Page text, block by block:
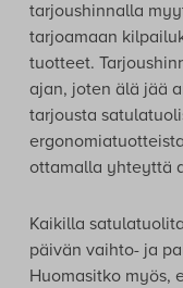
tarjoushinnalla
tarjoamaan
tuotteet.
ajan, joten älä jää
tarjousta
ottamalla yhteyttä
Kaikilla
päivän vaihto- ja
Huomasitko myös,